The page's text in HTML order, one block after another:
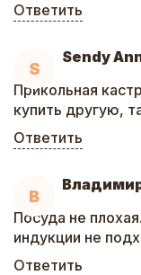
Ответить
S
Sendy
Прикольная
купить другую,
Ответить
В
Посуда не
индукции не
Ответить